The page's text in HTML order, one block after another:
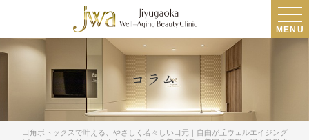
MENU
コラム
口角ボトックスで叶える、やさしく若々しい口元｜自由が丘ウェルエイジング